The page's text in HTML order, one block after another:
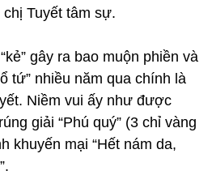
chị Tuyết tâm sự.
gây ra bao muộn phiền và
tứ” nhiều năm qua chính là
Niềm vui ấy như được
giải “Phú quý” (3 chỉ vàng
khuyến mại “Hết nám da,